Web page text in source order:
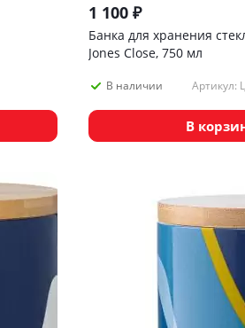
1 100 ₽
Банка для хранения
Jones Close, 750 мл
В наличии Артикул:
В